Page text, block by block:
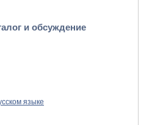
и обсуждение
языке